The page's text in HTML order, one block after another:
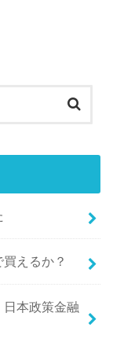
えるか？
本政策金融